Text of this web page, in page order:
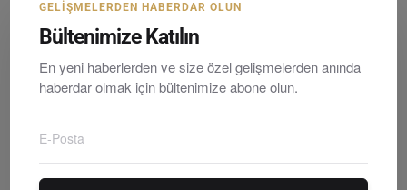
EditörFriday, Temmuzy 17, 2026 0
GELIŞMELERDEN HABERDAR OLUN
Bültenimize Katılın
En yeni haberlerden ve size özel gelişmelerden anında
haberdar olmak için bültenimize abone olun.